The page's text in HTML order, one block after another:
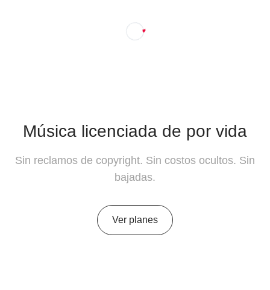
Música licenciada de por vida
Sin reclamos de copyright. Sin costos ocultos. Sin
bajadas.
Ver planes